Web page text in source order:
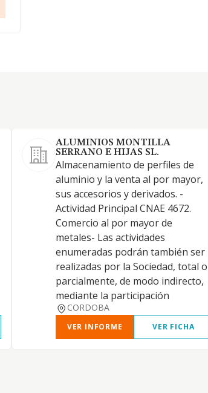
ALUMINIOS MONTILLA
SERRANO E HIJAS SL.
Almacenamiento de perfiles de
aluminio y la venta al por mayor,
sus accesorios y derivados. -
Actividad Principal CNAE 4672.
Comercio al por mayor de
metales- Las actividades
enumeradas podrán también ser
realizadas por la Sociedad, total o
parcialmente, de modo indirecto,
mediante la participación
CORDOBA
VER INFORME VER FICHA